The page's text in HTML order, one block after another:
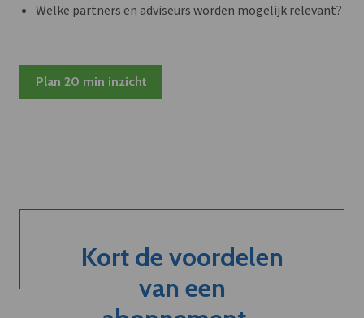
Welke partners en adviseurs worden mogelijk relevant?
Plan 20 min inzicht
Kort de voordelen
van een